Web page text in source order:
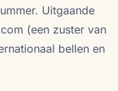
Uitgaande
(een zuster van
bellen en